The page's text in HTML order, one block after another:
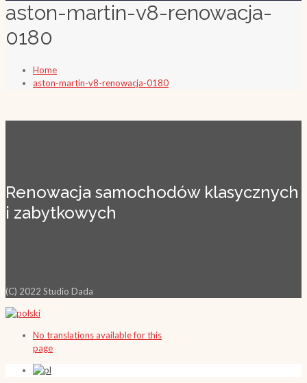
aston-martin-v8-renowacja-
0180
Home
aston-martin-v8-renowacja-0180
Renowacja samochodów klasycznych
i zabytkowych
(C) 2022 Studio Dada
No translations available for this
page